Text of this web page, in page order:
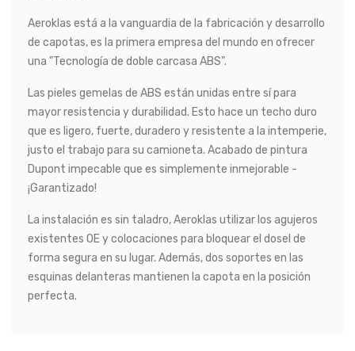
Aeroklas está a la vanguardia de la fabricación y desarrollo
de capotas, es la primera empresa del mundo en ofrecer
una "Tecnología de doble carcasa ABS".
Las pieles gemelas de ABS están unidas entre sí para
mayor resistencia y durabilidad. Esto hace un techo duro
que es ligero, fuerte, duradero y resistente a la intemperie,
justo el trabajo para su camioneta. Acabado de pintura
Dupont impecable que es simplemente inmejorable -
¡Garantizado!
La instalación es sin taladro, Aeroklas utilizar los agujeros
existentes OE y colocaciones para bloquear el dosel de
forma segura en su lugar. Además, dos soportes en las
esquinas delanteras mantienen la capota en la posición
perfecta.